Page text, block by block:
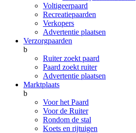
Voltigeerpaard
Recreatiepaarden
Verkopers
Advertentie plaatsen
Verzorgpaarden
b
Ruiter zoekt paard
Paard zoekt ruiter
Advertentie plaatsen
Marktplaats
b
Voor het Paard
Voor de Ruiter
Rondom de stal
Koets en rijtuigen